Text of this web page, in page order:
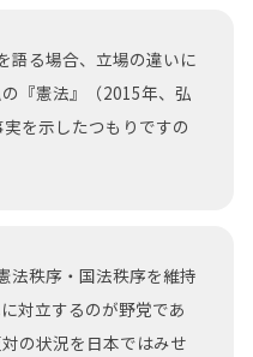
語る場合、立場の違いに
『憲法』（2015年、弘
を示したつもりですの
法秩序・国法秩序を維持
対立するのが野党であ
の状況を日本ではみせ